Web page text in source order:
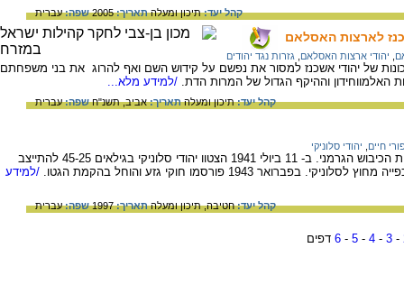
קהל יעד:תיכון ומעלהתאריך:2005 שפה:עברית
לארצות האסלאם
יהודי ארצות האסלאם גזרות נגד יהודים
של יהודי אשכנז למסור את נפשם על קידוש השם ואף להרוג את בני משפחתם
האלמווחידון וההיקף הגדול של המרות הדת. /למידע מלא...
קהל יעד:תיכון ומעלהתאריך:אביב, תשנ"חשפה:עברית
חיים יהודי סלוניקי
תיאור הגזרות שהוטלו על יהודי סלוניקי בעקבות הכיבוש הגרמני. ב- 11 ביולי 1941 הצטוו יהודי סלוניקי בגילאים 45-25 להתייצב
1943 פורסמו חוקי גזע והוחל בהקמת הגטו.
/למידע
קהל יעד:חטיבה,תיכון ומעלהתאריך:1997 שפה:עברית
-
3
-
4
-
5
-
6 דפים